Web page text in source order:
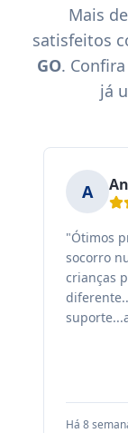
Mais de
satisfeitos
GO.
já
A
"Ótimos
socorro
crianças
Há 8